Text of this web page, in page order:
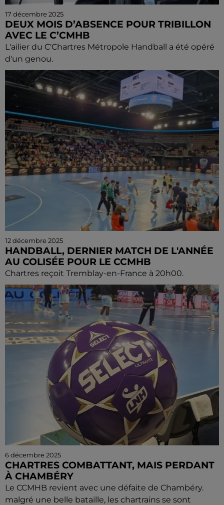
17 décembre 2025
DEUX MOIS D’ABSENCE POUR TRIBILLON
AVEC LE C’CMHB
L'ailier du C'Chartres Métropole Handball a été opéré
d'un genou.
12 décembre 2025
HANDBALL, DERNIER MATCH DE L'ANNÉE
AU COLISÉE POUR LE CCMHB
Chartres reçoit Tremblay-en-France à 20h00.
6 décembre 2025
CHARTRES COMBATTANT, MAIS PERDANT
À CHAMBÉRY
Le CCMHB revient avec une défaite de Chambéry.
malgré une belle bataille, les chartrains se sont